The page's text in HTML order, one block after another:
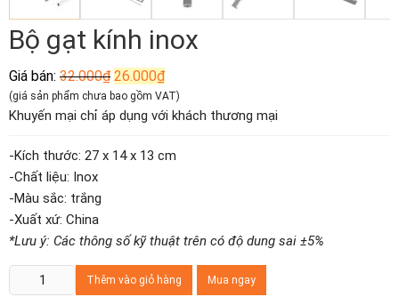
Bộ gạt kính inox
Giá bán: 32.000₫ Giá
gốc
là:
32.000₫.
26.000₫Giá
hiện
tại
là:
(giá sản phẩm chưa bao gồm VAT)
Khuyến mại chỉ áp dụng với khách thương mại
-Kích thước: 27 x 14 x 13 cm
-Chất liệu: Inox
-Màu sắc: trắng
-Xuất xứ: China
*Lưu ý: Các thông số kỹ thuật trên có độ dung sai ±5%
gạt
Thêm vào giỏ hàng Mua ngay